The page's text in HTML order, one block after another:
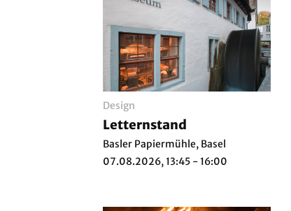
Design
Letternstand
Basler Papiermühle, Basel
07.08.2026, 13:45 - 16:00